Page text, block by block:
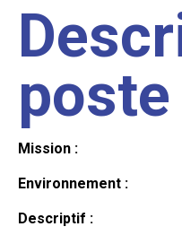
poste
Mission :
Environnement :
Descriptif :